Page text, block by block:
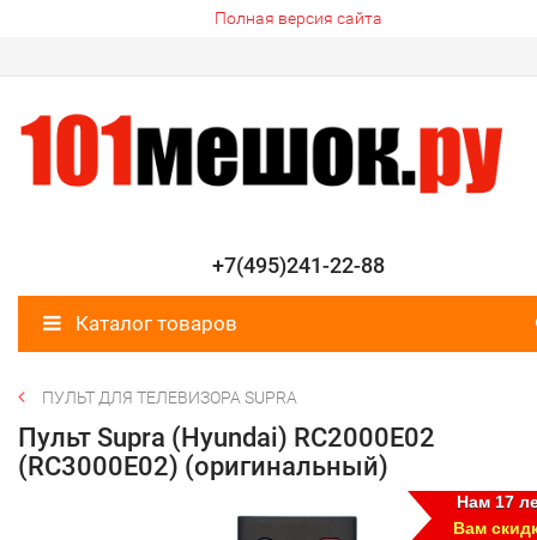
Полная версия сайта
+7(495)241-22-88
Каталог товаров
ПУЛЬТ ДЛЯ ТЕЛЕВИЗОРА SUPRA
Пульт Supra (Hyundai) RC2000E02
(RC3000E02) (оригинальный)
Нам 17
Вам